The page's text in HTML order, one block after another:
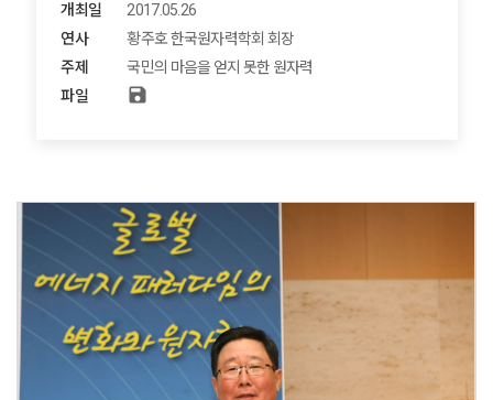
개최일
2017.05.26
연사
황주호 한국원자력학회 회장
주제
국민의 마음을 얻지 못한 원자력
파일
save